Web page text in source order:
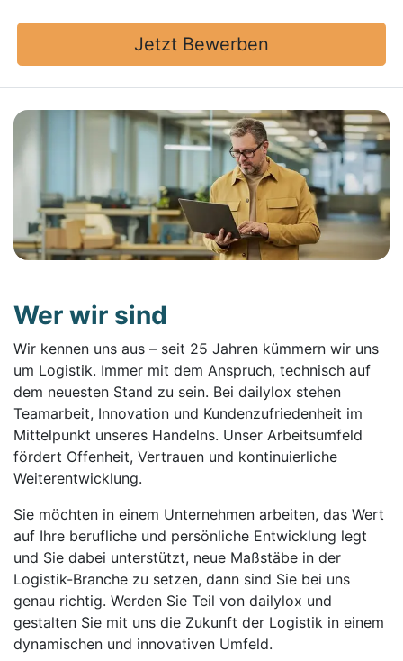
Jetzt Bewerben
Wer wir sind
Wir kennen uns aus – seit 25 Jahren kümmern wir uns
um Logistik. Immer mit dem Anspruch, technisch auf
dem neuesten Stand zu sein. Bei dailylox stehen
Teamarbeit, Innovation und Kundenzufriedenheit im
Mittelpunkt unseres Handelns. Unser Arbeitsumfeld
fördert Offenheit, Vertrauen und kontinuierliche
Weiterentwicklung.
Sie möchten in einem Unternehmen arbeiten, das Wert
auf Ihre berufliche und persönliche Entwicklung legt
und Sie dabei unterstützt, neue Maßstäbe in der
Logistik-Branche zu setzen, dann sind Sie bei uns
genau richtig. Werden Sie Teil von dailylox und
gestalten Sie mit uns die Zukunft der Logistik in einem
dynamischen und innovativen Umfeld.